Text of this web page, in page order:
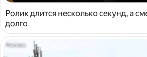
Ролик длится несколько секунд, а
долго